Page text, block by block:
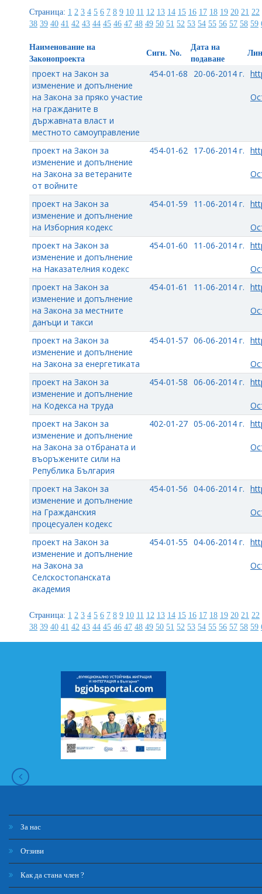
Страница: 1 2 3 4 5 6 7 8 9 10 11 12 13 14 15 16 17 18 19 20 21 22
38 39 40 41 42 43 44 45 46 47 48 49 50 51 52 53 54 55 56 57 58 59
Наименование на
Законопроекта
Сигн. No.
Дата на
подаване
проект на Закон за
изменение и допълнение
на Закона за пряко участие
на гражданите в
държавната власт и
местното самоуправление
454-01-68 20-06-2014 г.
проект на Закон за
изменение и допълнение
на Закона за ветераните
от войните
454-01-62 17-06-2014 г.
проект на Закон за
изменение и допълнение
на Изборния кодекс
454-01-59 11-06-2014 г.
проект на Закон за
изменение и допълнение
на Наказателния кодекс
454-01-60 11-06-2014 г.
проект на Закон за
изменение и допълнение
на Закона за местните
данъци и такси
454-01-61 11-06-2014 г.
проект на Закон за
изменение и допълнение
на Закона за енергетиката
454-01-57 06-06-2014 г.
проект на Закон за
изменение и допълнение
на Кодекса на труда
454-01-58 06-06-2014 г.
проект на Закон за
изменение и допълнение
на Закона за отбраната и
въоръжените сили на
Република България
402-01-27 05-06-2014 г.
проект на Закон за
изменение и допълнение
на Гражданския
процесуален кодекс
454-01-56 04-06-2014 г.
проект на Закон за
изменение и допълнение
на Закона за
Селскостопанската
академия
454-01-55 04-06-2014 г.
Страница: 1 2 3 4 5 6 7 8 9 10 11 12 13 14 15 16 17 18 19 20 21 22
38 39 40 41 42 43 44 45 46 47 48 49 50 51 52 53 54 55 56 57 58 59
За нас
Отзиви
Как да стана член ?